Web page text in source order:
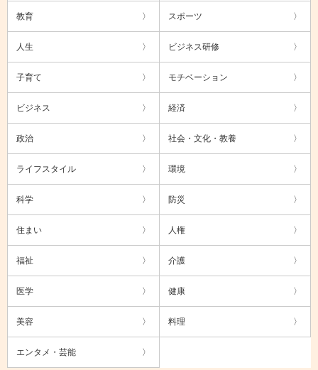
教育 スポーツ
人生 ビジネス研修
子育て モチベーション
ビジネス 経済
政治 社会・文化・教養
ライフスタイル 環境
科学 防災
住まい 人権
福祉 介護
医学 健康
美容 料理
エンタメ・芸能